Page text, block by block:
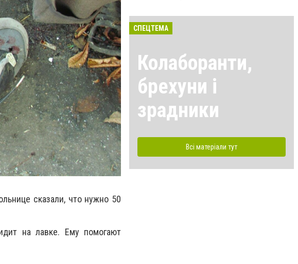
сказали, что нужно 50
на лавке. Ему помогают
СПЕЦТЕМА
Колаборанти,
брехуни і
зрадники
Всі матеріали тут